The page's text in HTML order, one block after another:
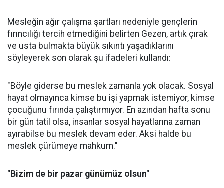
Mesleğin ağır çalışma şartları nedeniyle gençlerin
fırıncılığı tercih etmediğini belirten Gezen, artık çırak
ve usta bulmakta büyük sıkıntı yaşadıklarını
söyleyerek son olarak şu ifadeleri kullandı:
"Böyle giderse bu meslek zamanla yok olacak. Sosyal
hayat olmayınca kimse bu işi yapmak istemiyor, kimse
çocuğunu fırında çalıştırmıyor. En azından hafta sonu
bir gün tatil olsa, insanlar sosyal hayatlarına zaman
ayırabilse bu meslek devam eder. Aksi halde bu
meslek çürümeye mahkum."
"Bizim de bir pazar günümüz olsun"